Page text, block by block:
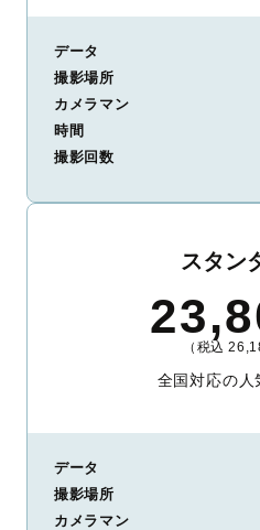
データ
撮影場所
カメラマン
時間
撮影回数
スタン
（税込
全国対応の人
データ
撮影場所
カメラマン